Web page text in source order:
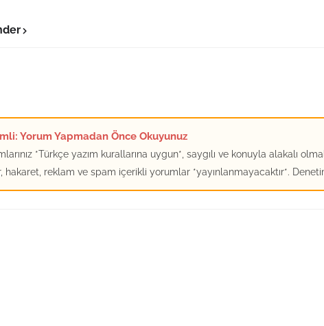
Yorum Yapmadan Önce Okuyunuz
*Türkçe yazım kurallarına uygun*, saygılı ve konuyla alakalı
hakaret, reklam ve spam içerikli yorumlar *yayınlanmayacaktır*.